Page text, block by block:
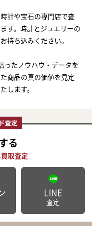
計や宝石の専門店で査
す。時計とジュエリーの
持ち込みください。
ったノウハウ・データを
商品の真の価値を見定
します。
る
LINE
査定